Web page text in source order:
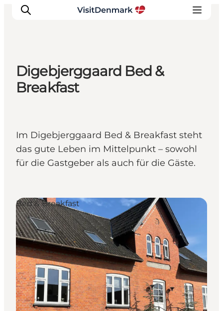
Inspiration
Reiseplanung
Digebjerggaard Bed &
Breakfast
Im Digebjerggaard Bed & Breakfast steht
das gute Leben im Mittelpunkt – sowohl
für die Gastgeber als auch für die Gäste.
Bed & Breakfast